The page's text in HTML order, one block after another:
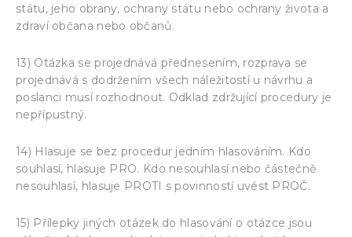
státu, jeho obrany, ochrany státu nebo ochrany života a
zdraví občana nebo občanů.
13) Otázka se projednává přednesením, rozprava se
projednává s dodržením všech náležitostí u návrhu a
poslanci musí rozhodnout. Odklad zdržující procedury je
nepřípustný.
14) Hlasuje se bez procedur jedním hlasováním. Kdo
souhlasí, hlasuje PRO. Kdo nesouhlasí nebo částečně
nesouhlasí, hlasuje PROTI s povinností uvést PROČ.
15) Přílepky jiných otázek do hlasování o otázce jsou